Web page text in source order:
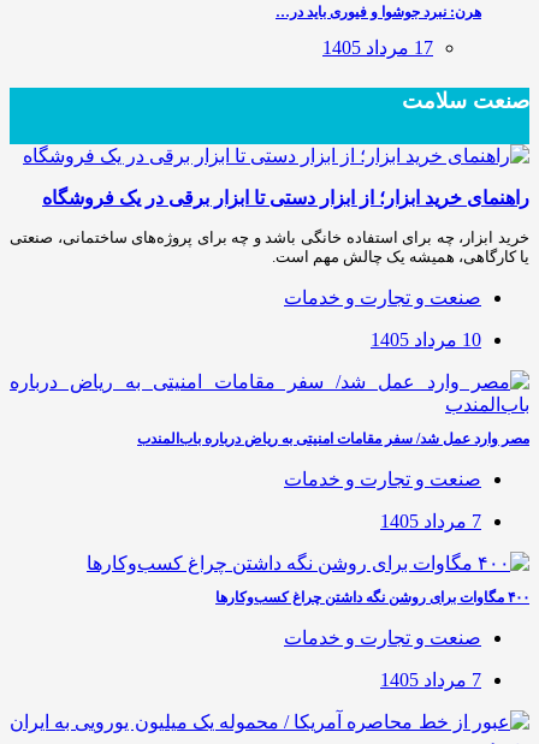
هرن: نبرد جوشوا و فیوری باید در…
17 مرداد 1405
صنعت سلامت
راهنمای خرید ابزار؛ از ابزار دستی تا ابزار برقی در یک فروشگاه
خرید ابزار، چه برای استفاده خانگی باشد و چه برای پروژه‌های ساختمانی، صنعتی
یا کارگاهی، همیشه یک چالش مهم است.
صنعت و تجارت و خدمات
10 مرداد 1405
مصر وارد عمل شد/ سفر مقامات امنیتی به ریاض درباره باب‌المندب
صنعت و تجارت و خدمات
7 مرداد 1405
۴۰۰ مگاوات برای روشن نگه داشتن چراغ کسب‌وکار‌ها
صنعت و تجارت و خدمات
7 مرداد 1405